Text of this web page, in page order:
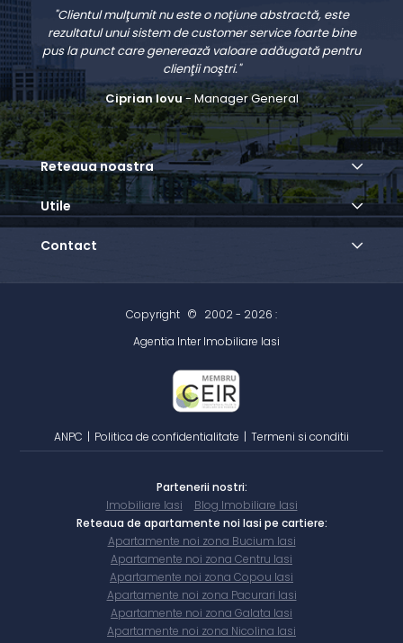
"Clientul mulţumit nu este o noţiune abstractă, este
rezultatul unui sistem de customer service foarte bine
pus la punct care generează valoare adăugată pentru
clienţii noştri."
Ciprian Iovu- Manager General
Reteaua noastra
Utile
Contact
Copyright © 2002 - 2026 :
Agentia Inter Imobiliare Iasi
ANPC | Politica de confidentialitate | Termeni si conditii
Partenerii nostri:
Imobiliare Iasi
Blog Imobiliare Iasi
Reteaua de apartamente noi Iasi pe cartiere:
Apartamente noi zona Bucium Iasi
Apartamente noi zona Centru Iasi
Apartamente noi zona Copou Iasi
Apartamente noi zona Pacurari Iasi
Apartamente noi zona Galata Iasi
Apartamente noi zona Nicolina Iasi